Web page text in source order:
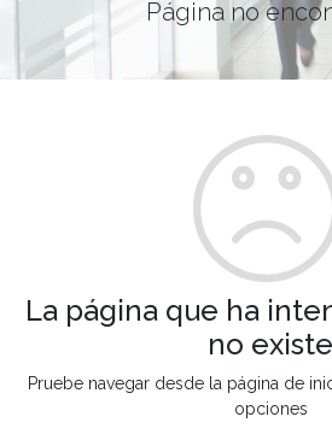
Página no
La página que ha
no existe
Pruebe navegar desde la página de
opciones